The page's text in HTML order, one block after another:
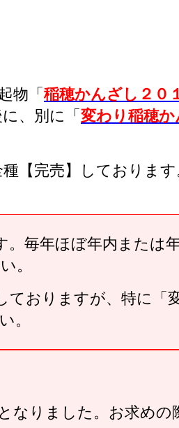
物「 稲穂かんざし２０
、別に「 変わり稲穂か
【完売】しておりま
。毎年ほぼ年内または
。
おりますが、特に「
。
なりました。お求めの